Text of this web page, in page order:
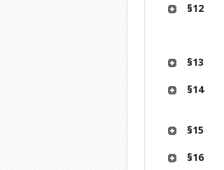
§12
§13
§14
§15
§16